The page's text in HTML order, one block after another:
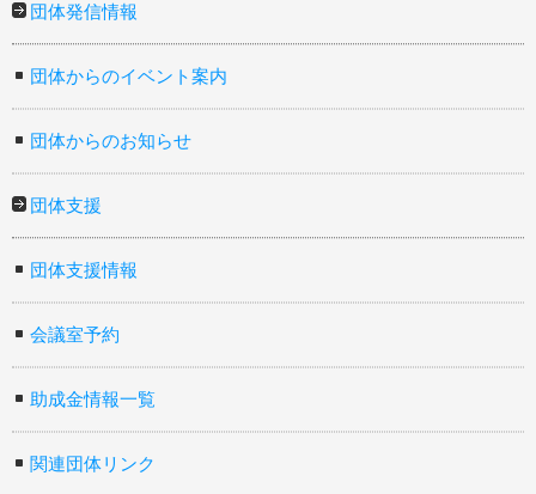
団体発信情報
団体からのイベント案内
団体からのお知らせ
団体支援
団体支援情報
会議室予約
助成金情報一覧
関連団体リンク